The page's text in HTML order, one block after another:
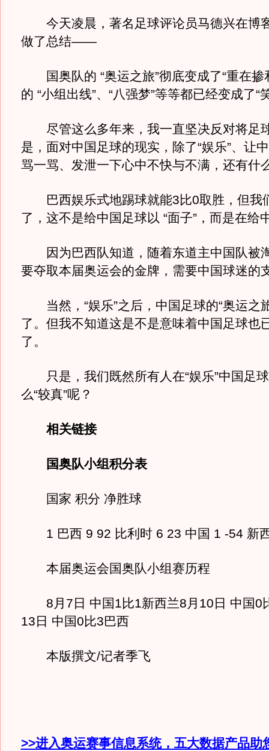
今天凌晨，著名足球评论员马德兴在博
做了总结——
国奥队的 “奥运之旅”彻底变成了“重在掺
的 “小组出线”、“八强梦”等等都已经变成了“
尽管这么多年来，我一直坚决反对将足球
是，面对中国足球的现实，除了“娱乐”、让
骂一骂、发泄一下心中不快与不满，还有什
巴西娱乐式地踢球就能3比0取胜，但我
了，这不是给中国足球以 “面子”，而是在给
因为巴西队知道，随着东道主中国队被
要夺取本届奥运会的金牌，需要中国球迷的
当然，“娱乐”之后，中国足球的“奥运之
了。但我不知道这是不是意味着中国足球也
了。
只是，我们既然所有人在“娱乐”中国足
么“较真”呢？
相关链接
国奥队小组积分表
国家 积分 净胜球
1 巴西 9 92 比利时 6 23 中国 1 -54 新
本届奥运会国奥队小组赛历程
8月7日 中国1比1新西兰8月10日 中国0
13日 中国0比3巴西
本版撰文/记者季飞
>>进入奥运赛事信息系统，五大数据产品助